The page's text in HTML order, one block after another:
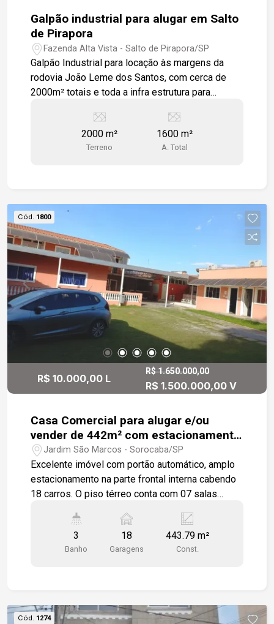
Galpão industrial para alugar em Salto
de Pirapora
Fazenda Alta Vista - Salto de Pirapora/SP
Galpão Industrial para locação às margens da
rodovia João Leme dos Santos, com cerca de
2000m² totais e toda a infra estrutura para
rodovias Raposo Tavares e Castelo Branco.
Estamos à disposição para te atender. Gostaria
de saber mais informações ou agendar uma
2000 m²
Terreno
1600 m²
A. Total
Cód. 1800
R$ 10.000,00 L
R$ 1.650.000,00
R$ 1.500.000,00 V
Casa Comercial para alugar e/ou
vender de 442m² com estacionamento
interno no Jardim São Marcos
Jardim São Marcos - Sorocaba/SP
Excelente imóvel com portão automático, amplo
estacionamento na parte frontal interna cabendo
18 carros. O piso térreo conta com 07 salas
teto, sendo que duas delas tem dois ambientes.
O banheiro masculino tem 02 box e 03 mictórios.
Um banheiro tem acessibilidade e também é
com uma cozinha conceito aberto que pode ser
3
Banho
18
Garagens
443.79 m²
Const.
Cód. 1274